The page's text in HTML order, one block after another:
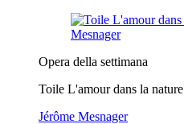
Opera della settimana
Toile L'amour dans la nature
Jérôme Mesnager